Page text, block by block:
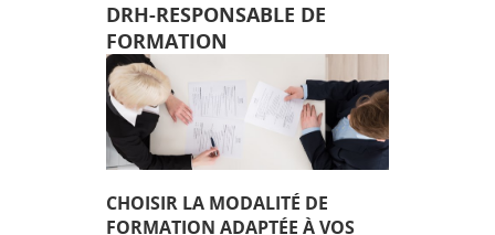
DRH-RESPONSABLE DE
FORMATION
CHOISIR LA MODALITÉ DE
FORMATION ADAPTÉE À VOS